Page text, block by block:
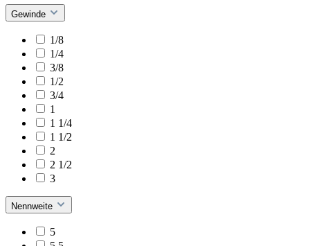
Gewinde
1/8
1/4
3/8
1/2
3/4
1
1 1/4
1 1/2
2
2 1/2
3
Nennweite
5